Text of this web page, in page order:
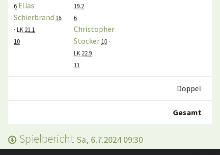
6 Elias
Schierbrand 16
· LK 21.1
10
19.2
6
Christopher
Stocker 10 ·
LK 22.9
11
Doppel
Gesamt
Spielbericht Sa, 6.7.2024 09:30